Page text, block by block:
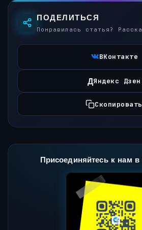
ПОДЕЛИТЬСЯ
Понравилась статья?
ВКонтакте
ДЯндекс Дзен
Скопировать
Присоединяйтесь к нам